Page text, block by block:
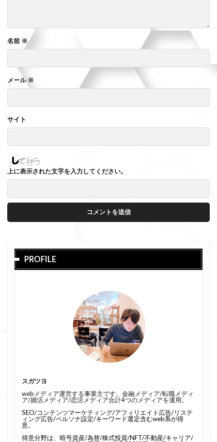
名前 ※
メール※
サイト
上に表示された文字を入力してください。
PROFILE
スガツヨ
webメディア運営する事業主です。金融メディア/転職メディ
ア/婚活メディア/恋活メディア合計4つのメディアを運用。
SEO/コンテンツマーケティング/アフィリエイト広告/リステ
ィング広告/ペルソナ設定/キーワード選定含むweb系が得
意。
得意分野は、暗号資産/為替/株式投資/NFT/不動産/キャリア/